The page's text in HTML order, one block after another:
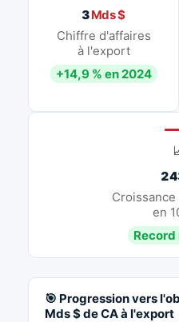
3Mds $
Chiffre d'affaires
à l'export
+14,9 % en 2024
en
🎯 Progression vers
Mds $ de CA à l'export